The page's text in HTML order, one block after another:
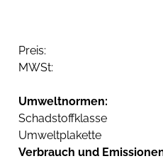
Preis:
MWSt:
Umweltnormen:
Schadstoffklasse
Umweltplakette
Verbrauch und